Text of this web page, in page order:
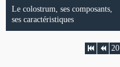
Le colostrum, ses composants,
ses caractéristiques
20